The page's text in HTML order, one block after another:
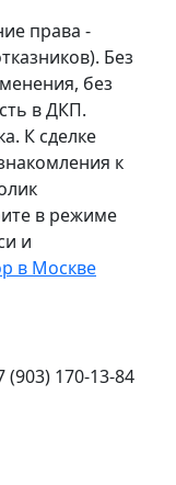
права -
Без
без
в ДКП.
К сделке
к
в режиме
и
в Москве
(903) 170-13-84